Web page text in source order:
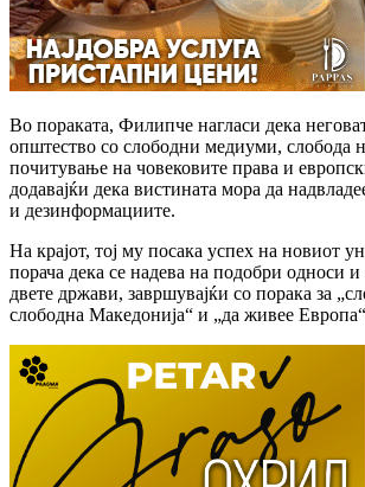
Во пораката, Филипче нагласи дека
општество со слободни медиуми, слобода
почитување на човековите права и
додавајќи дека вистината мора да
и дезинформациите.
На крајот, тој му посака успех на новиот
порача дека се надева на подобри односи и
двете држави, завршувајќи со порака за
слободна Македонија“ и „да живее